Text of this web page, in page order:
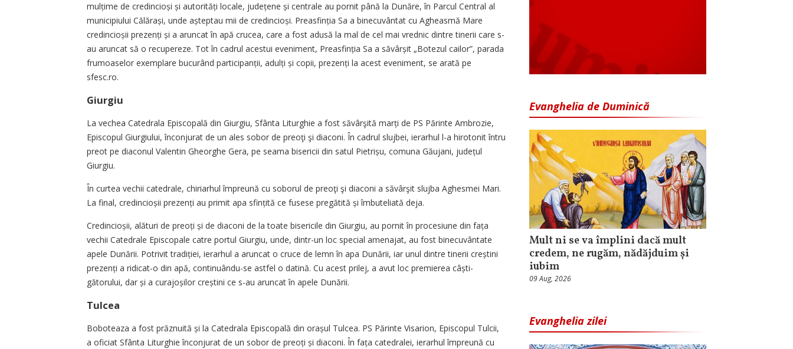
mulțime de credincioși și autorități locale, județene și centrale au pornit până la Dunăre, în Parcul Central al
mu­nicipiului Călărași, unde aștep­tau mii de credincioși. Prea­sfinția Sa a binecuvântat cu Agheas­mă Mare
credincioșii pre­zenți și a aruncat în apă crucea, care a fost adusă la mal de cel mai vrednic dintre tinerii care s-
au aruncat să o recupereze. Tot în cadrul acestui eveniment, Preasfinția Sa a săvârșit „Botezul cailor”, parada
frumoaselor exemplare bucurând participanții, adulți și copii, prezenți la acest eveniment, se arată pe
sfesc.ro.
Giurgiu
La vechea Catedrala Episcopală din Giurgiu, Sfânta Liturghie a fost săvârşită marți de PS Părinte Ambrozie,
Episcopul Giurgiului, înconjurat de un ales sobor de preoţi şi diaconi. În cadrul slujbei, ierarhul l-a hirotonit întru
preot pe diaconul Valentin Gheorghe Gera, pe seama bisericii din satul Pietrișu, comuna Găujani, județul
Giurgiu.
În curtea vechii catedrale, chiriarhul împreună cu soborul de preoţi şi diaconi a săvârşit slujba Aghesmei Mari.
La final, cre­din­cioșii prezenți au primit apa sfin­țită ce fusese pregătită și îmbuteliată deja.
Credincioșii, alături de preoți și de diaconi de la toate bisericile din Giurgiu, au pornit în procesiune din fața
vechii Catedrale Episcopale catre portul Giurgiu, unde, dintr-un loc special amenajat, au fost binecuvântate
apele Dunării. Potrivit tradiției, ierarhul a aruncat o cruce de lemn în apa Dunării, iar unul dintre tinerii creștini
pre­zenți a ridicat-o din apă, continuându-se astfel o datină. Cu acest prilej, a avut loc premierea câști­
gătorului, dar și a curajoșilor creștini ce s-au aruncat în apele Dunării.
Tulcea
Boboteaza a fost prăznuită și la Catedrala Episcopală din orașul Tulcea. PS Părinte Visarion, Episcopul Tulcii,
a oficiat Sfânta Liturghie înconjurat de un sobor de preoți și diaconi. În fața catedralei, ierarhul împreună cu
Evanghelia de Duminică
Mult ni se va împlini dacă mult
credem, ne rugăm, nădăjduim și
iubim
09 Aug, 2026
Evanghelia zilei